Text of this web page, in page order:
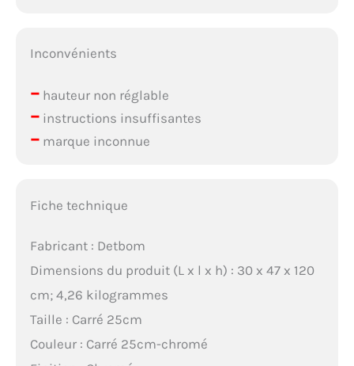
Inconvénients
–hauteur non réglable
–instructions insuffisantes
–marque inconnue
Fiche technique
Fabricant : Detbom
Dimensions du produit (L x l x h) : 30 x 47 x 120
cm; 4,26 kilogrammes
Taille : Carré 25cm
Couleur : Carré 25cm-chromé